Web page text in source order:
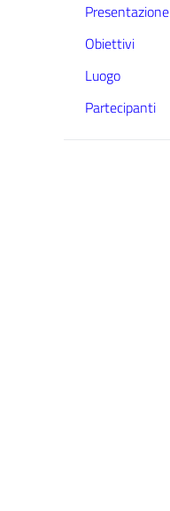
Presentazione
Obiettivi
Luogo
Partecipanti